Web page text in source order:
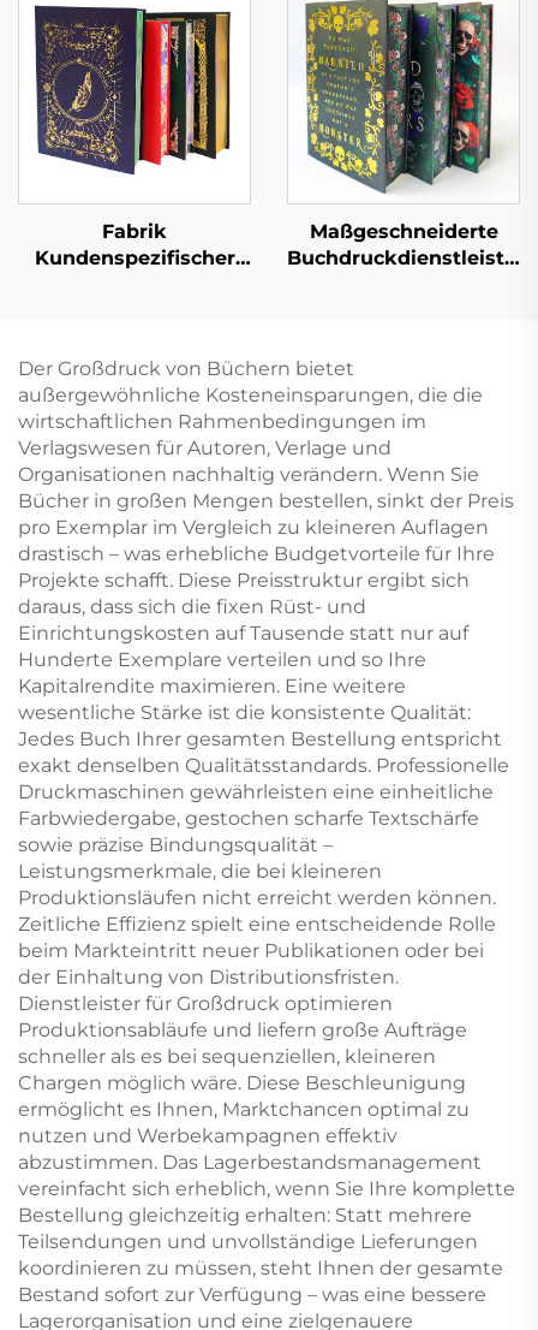
Fabrik
Kundenspezifischer
Buchdruck mit
lackierten Kanten
Hardcover-Fotoalbum
mit goldenen Kanten
Maßgeschneiderte
Romanbuch mit
Schutzumschlag
Der Großdruck von Büchern bietet
außergewöhnliche Kosteneinsparungen, die die
wirtschaftlichen Rahmenbedingungen im
Verlagswesen für Autoren, Verlage und
Organisationen nachhaltig verändern. Wenn Sie
Bücher in großen Mengen bestellen, sinkt der Preis
pro Exemplar im Vergleich zu kleineren Auflagen
drastisch – was erhebliche Budgetvorteile für Ihre
Projekte schafft. Diese Preisstruktur ergibt sich
daraus, dass sich die fixen Rüst- und
Einrichtungskosten auf Tausende statt nur auf
Hunderte Exemplare verteilen und so Ihre
Kapitalrendite maximieren. Eine weitere
wesentliche Stärke ist die konsistente Qualität:
Jedes Buch Ihrer gesamten Bestellung entspricht
exakt denselben Qualitätsstandards. Professionelle
Druckmaschinen gewährleisten eine einheitliche
Farbwiedergabe, gestochen scharfe Textschärfe
sowie präzise Bindungsqualität –
Leistungsmerkmale, die bei kleineren
Produktionsläufen nicht erreicht werden können.
Zeitliche Effizienz spielt eine entscheidende Rolle
beim Markteintritt neuer Publikationen oder bei
der Einhaltung von Distributionsfristen.
Dienstleister für Großdruck optimieren
Produktionsabläufe und liefern große Aufträge
schneller als es bei sequenziellen, kleineren
Chargen möglich wäre. Diese Beschleunigung
ermöglicht es Ihnen, Marktchancen optimal zu
nutzen und Werbekampagnen effektiv
abzustimmen. Das Lagerbestandsmanagement
vereinfacht sich erheblich, wenn Sie Ihre komplette
Bestellung gleichzeitig erhalten: Statt mehrere
Teilsendungen und unvollständige Lieferungen
koordinieren zu müssen, steht Ihnen der gesamte
Bestand sofort zur Verfügung – was eine bessere
Lagerorganisation und eine zielgenauere